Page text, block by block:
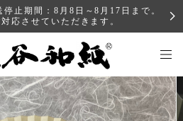
止期間：8月8日～8月17日まで。
応させていただきます。